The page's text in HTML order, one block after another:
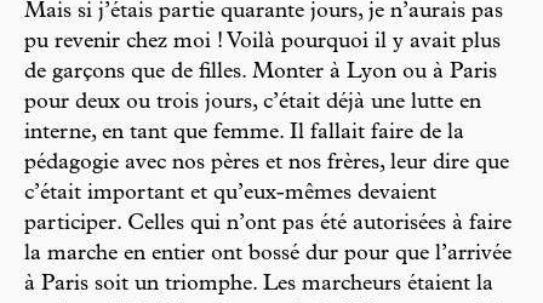
Mais si j’étais partie quarante jours, je n’aurais pas
pu revenir chez moi ! Voilà pourquoi il y avait plus
de garçons que de filles. Monter à Lyon ou à Paris
pour deux ou trois jours, c’était déjà une lutte en
interne, en tant que femme. Il fallait faire de la
pédagogie avec nos pères et nos frères, leur dire que
c’était important et qu’eux-mêmes devaient
participer. Celles qui n’ont pas été autorisées à faire
la marche en entier ont bossé dur pour que l’arrivée
à Paris soit un triomphe. Les marcheurs étaient la